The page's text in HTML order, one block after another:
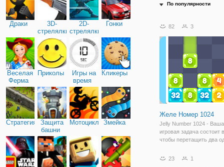
Драки
3D-
стрелялки
2D-
стрелялки
Гонки
Веселая
Ферма
Приколы
Игры на
время
Кликеры
Стратегия
Защита
башни
МотоциклыЗмейка
По популярности
82 3
Желе Номер 1024
Jelly Number 1024 - Ваша
игровая задача состоит
чтобы перетащить два
число до 1024.
23 1